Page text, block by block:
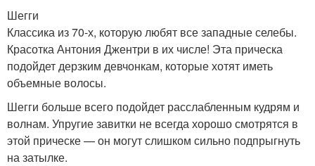
Шегги
Классика из 70-х, которую любят все западные селебы.
Красотка Антония Джентри в их числе! Эта прическа
подойдет дерзким девчонкам, которые хотят иметь
объемные волосы.
Шегги больше всего подойдет расслабленным кудрям и
волнам. Упругие завитки не всегда хорошо смотрятся в
этой прическе — он могут слишком сильно подпрыгнуть
на затылке.